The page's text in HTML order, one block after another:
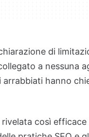
di
a nessuna
hanno
così efficace